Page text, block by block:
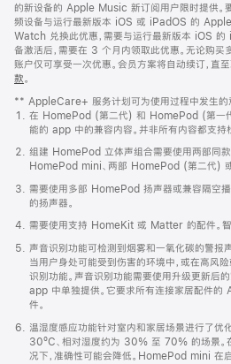
页
脚
的新设备的 Apple Music 新订阅用户限时提供。
频设备与运行最新版本 iOS 或 iPadOS 的
Watch 兑换此优惠，需要与运行最新版本 iOS 的
备激活后，需要在 3 个月内领取此优惠。无论购
账户仅可享受一次优惠。会员方案将自动续订，直
款。
窗
口
中
打
开)
** AppleCare+ 服务计划可为使用过程中发生的
在 HomePod (第二代) 和 HomePod (第一代
能的 app 中的兼容内容。并非所有内容都支持
组建 HomePod 立体声组合需要使用两部同
HomePod mini、两部 HomePod (第二代)
需要使用多部 HomePod 扬声器或兼容隔空
的扬声器。
需要使用支持 HomeKit 或 Matter 的配件。智
声音识别功能可检测到烟雾和一氧化碳的警报
当用户身处可能受到伤害的环境中，或在高风
识别功能。声音识别功能需要使用升级更新后
app 中单独提供。它要求所有连接家居配件的
件。
温湿度感应功能针对室内和家居场景进行了优
30ºC、相对湿度约为 30% 至 70% 的场景。
况下，准确性可能会降低。HomePod mini 在